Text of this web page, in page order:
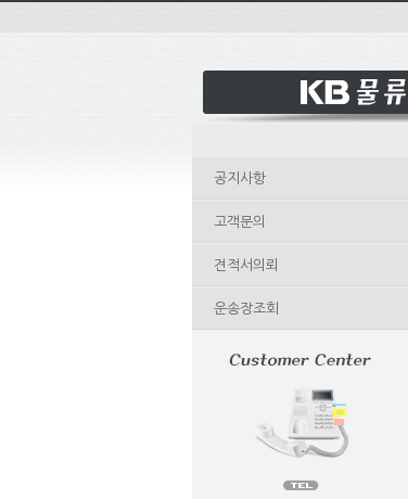
공지사항
고객문의
견적서의뢰
운송장조회